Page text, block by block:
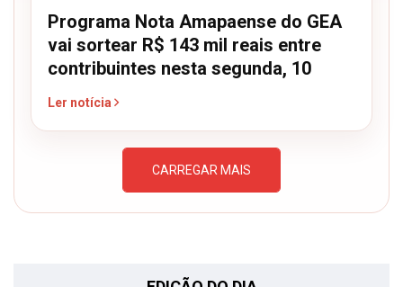
Programa Nota Amapaense do GEA
vai sortear R$ 143 mil reais entre
contribuintes nesta segunda, 10
Ler notícia
CARREGAR MAIS